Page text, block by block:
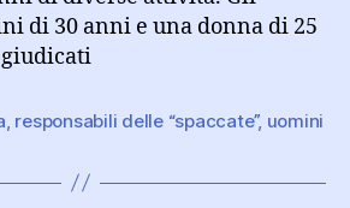
di 30 anni e una donna di 25
, responsabili delle “spaccate”, uomini